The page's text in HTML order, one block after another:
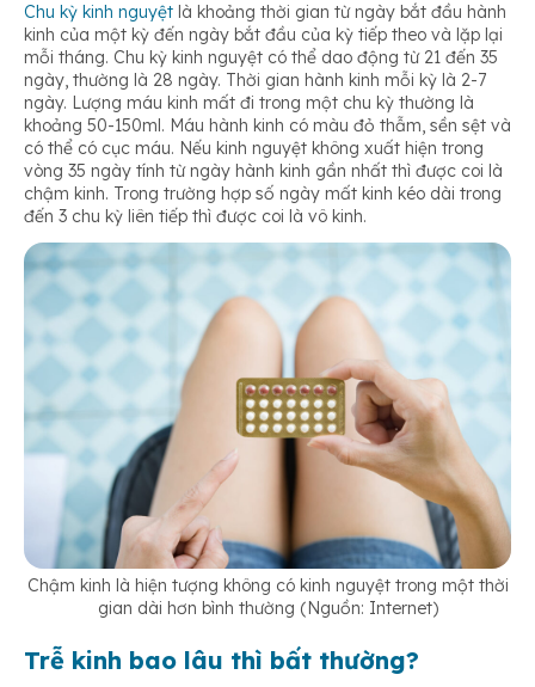
Mắc bệnh phụ khoa
Chu kỳ kinh nguyệt là khoảng thời gian từ ngày bắt đầu hành
kinh của một kỳ đến ngày bắt đầu của kỳ tiếp theo và lặp lại
mỗi tháng. Chu kỳ kinh nguyệt có thể dao động từ 21 đến 35
ngày, thường là 28 ngày. Thời gian hành kinh mỗi kỳ là 2-7
ngày. Lượng máu kinh mất đi trong một chu kỳ thường là
khoảng 50-150ml. Máu hành kinh có màu đỏ thẫm, sền sệt và
có thể có cục máu. Nếu kinh nguyệt không xuất hiện trong
vòng 35 ngày tính từ ngày hành kinh gần nhất thì được coi là
chậm kinh. Trong trường hợp số ngày mất kinh kéo dài trong
đến 3 chu kỳ liên tiếp thì được coi là vô kinh.
Chậm kinh là hiện tượng không có kinh nguyệt trong một thời
gian dài hơn bình thường (Nguồn: Internet)
Trễ kinh bao lâu thì bất thường?